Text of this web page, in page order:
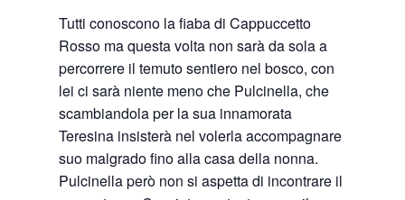
Tutti conoscono la fiaba di Cappuccetto
Rosso ma questa volta non sarà da sola a
percorrere il temuto sentiero nel bosco, con
lei ci sarà niente meno che Pulcinella, che
scambiandola per la sua innamorata
Teresina insisterà nel volerla accompagnare
suo malgrado fino alla casa della nonna.
Pulcinella però non si aspetta di incontrare il